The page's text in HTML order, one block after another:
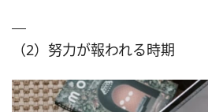
（2）努力が報われる時期